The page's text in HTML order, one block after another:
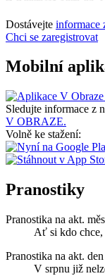
Dostávejte informace
Chci se zaregistrovat
Mobilní
Sledujte informace z
V OBRAZE.
Volně ke stažení:
Pranostiky
Pranostika na akt.
Ať si kdo chce,
Pranostika na akt. den
V srpnu již